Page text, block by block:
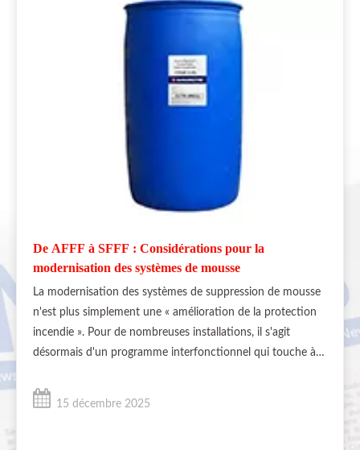
De AFFF à SFFF : Considérations pour la
modernisation des systèmes de mousse
La modernisation des systèmes de suppression de mousse
n'est plus simplement une « amélioration de la protection
incendie ». Pour de nombreuses installations, il s'agit
désormais d'un programme interfonctionnel qui touche à la
conformité et à la continuité opérationnelle. Alors que les
15 décembre 2025